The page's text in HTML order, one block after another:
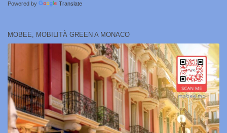
Powered by Translate
MOBEE, MOBILITÀ GREEN A MONACO